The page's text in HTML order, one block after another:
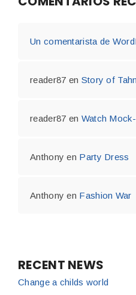
Un comentarista de
reader87 en Story of
reader87 en Watch
Anthony en Party Dress
Anthony en Fashion War
RECENT NEWS
Change a childs world